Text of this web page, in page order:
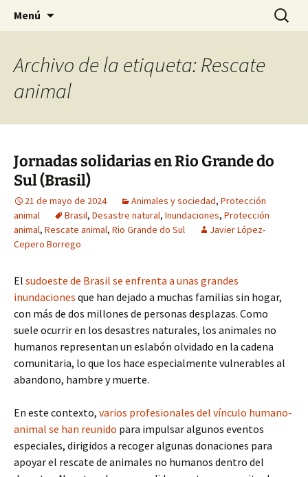
HABIER – Vínculo humano-
animal: Intervenciones,
Formación e Investigación
HABIER – Human-animal bond in
interventions, education & research
Menú Buscar:
Archivo de la etiqueta: Rescate
animal
Jornadas solidarias en Rio Grande do
Sul (Brasil)
21 de mayo de 2024 Animales y sociedad, Protección
animal
Brasil, Desastre natural, Inundaciones, Protección
animal, Rescate animal, Rio Grande do Sul
Javier López-
Cepero Borrego
El sudoeste de Brasil se enfrenta a unas grandes
inundaciones que han dejado a muchas familias sin hogar,
con más de dos millones de personas desplazas. Como
suele ocurrir en los desastres naturales, los animales no
humanos representan un eslabón olvidado en la cadena
comunitaria, lo que los hace especialmente vulnerables al
abandono, hambre y muerte.
En este contexto, varios profesionales del vínculo humano-
animal se han reunido para impulsar algunos eventos
especiales, dirigidos a recoger algunas donaciones para
apoyar el rescate de animales no humanos dentro del